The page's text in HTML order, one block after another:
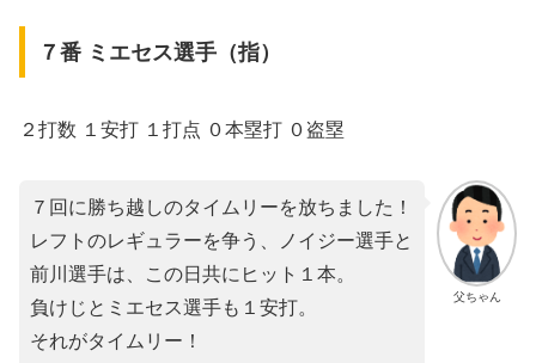
７番 ミエセス選手（指）
２打数 １安打 １打点 ０本塁打 ０盗塁
父ちゃん
７回に勝ち越しのタイムリーを放ちました！
レフトのレギュラーを争う、ノイジー選手と
前川選手は、この日共にヒット１本。
負けじとミエセス選手も１安打。
それがタイムリー！